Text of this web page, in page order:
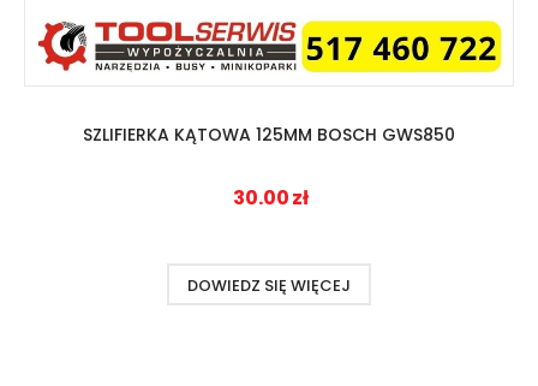
SZLIFIERKA KĄTOWA 125MM BOSCH GWS850
30.00zł
DOWIEDZ SIĘ WIĘCEJ